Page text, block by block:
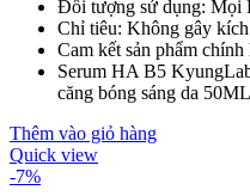
Đối tượng sử dụng: Mọi
Chỉ tiêu: Không gây
Cam kết sản phẩm chính
Serum HA B5
căng bóng sáng da
Thêm vào giỏ hàng
Quick view
-7%